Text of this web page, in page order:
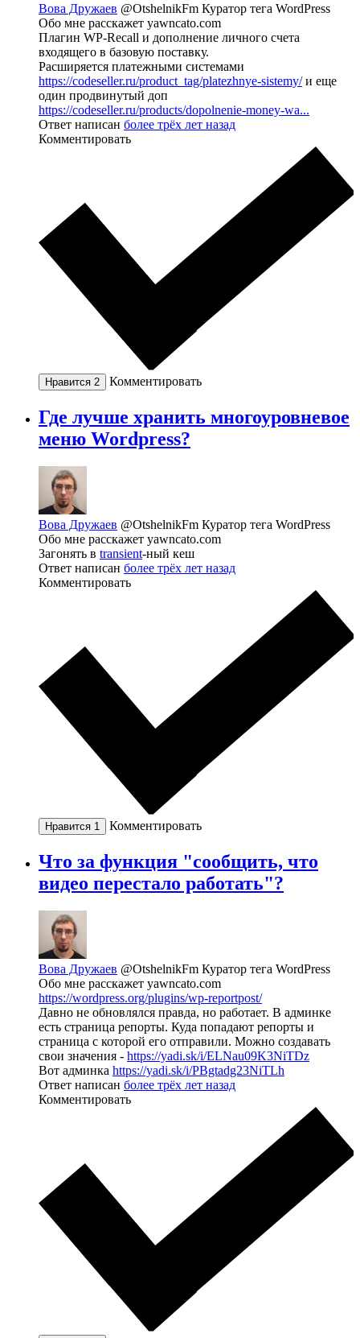
Вова Дружаев @OtshelnikFm Куратор тега WordPress
Обо мне расскажет yawncato.com
Плагин WP-Recall и дополнение личного счета
входящего в базовую поставку.
Расширяется платежными системами
https://codeseller.ru/product_tag/platezhnye-sistemy/и еще
один продвинутый доп
https://codeseller.ru/products/dopolnenie-money-wa...
Ответ написан более трёх лет назад
Комментировать
Нравится 2 Комментировать
Где лучше хранить многоуровневое
меню Wordpress?
Вова Дружаев @OtshelnikFm Куратор тега WordPress
Обо мне расскажет yawncato.com
Загонять в transient-ный кеш
Ответ написан более трёх лет назад
Комментировать
Нравится 1 Комментировать
Что за функция "сообщить, что
видео перестало работать"?
Вова Дружаев @OtshelnikFm Куратор тега WordPress
Обо мне расскажет yawncato.com
https://wordpress.org/plugins/wp-reportpost/
Давно не обновлялся правда, но работает. В админке
есть страница репорты. Куда попадают репорты и
страница с которой его отправили. Можно создавать
свои значения - https://yadi.sk/i/ELNau09K3NiTDz
Вот админка https://yadi.sk/i/PBgtadg23NiTLh
Ответ написан более трёх лет назад
Комментировать